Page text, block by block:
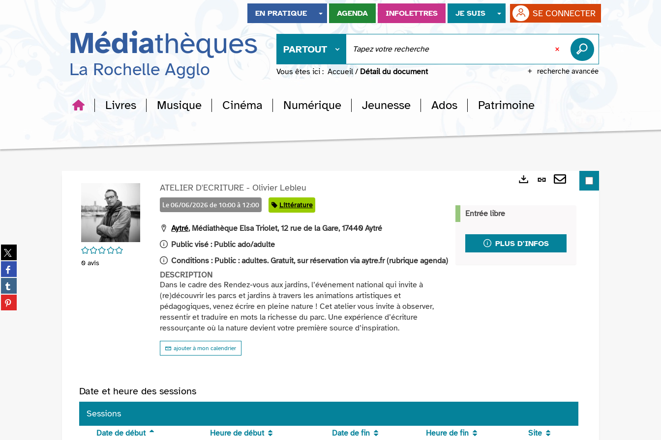
recherche
EN PRATIQUE AGENDA INFOLETTRES JE SUIS SE CONNECTER
Médiathèques
La Rochelle Agglo
PARTOUT
recherche avancée
Vous êtes ici : Accueil / Détail du document
Livres Musique Cinéma Numérique Jeunesse Ados Patrimoine
Partager
sur
twitter
(Nouvelle
fenêtre)
Partager
sur
facebook
(Nouvelle
fenêtre)
Partager
sur
tumblr
Partager
sur
/5
0 avis
ATELIER D'ECRITURE - Olivier Lebleu
Le 06/06/2026 de 10:00 à 12:00 Catégorie
Littérature
Aytré, Médiathèque Elsa Triolet, 12 rue de la Gare, 17440 Aytré
Public visé : Public ado/adulte
Conditions : Public : adultes. Gratuit, sur réservation via aytre.fr (rubrique agenda)
DESCRIPTION
Dans le cadre des Rendez-vous aux jardins, l’événement national qui invite à
(re)découvrir les parcs et jardins à travers les animations artistiques et
pédagogiques, venez écrire en pleine nature ! Cet atelier vous invite à observer,
ressentir et traduire en mots la richesse du parc. Une expérience d’écriture
ressourçante où la nature devient votre première source d’inspiration.
ajouter à mon calendrier
Lien
fenêtre)
mail
Entrée libre
PLUS D'INFOS
Date et heure des sessions
Sessions
Date de début Heure de début Date de fin Heure de fin Site